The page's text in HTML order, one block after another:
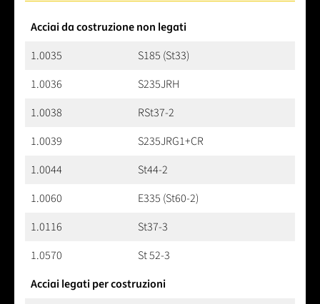
Acciai da costruzione non legati
1.0035
S185 (St33)
1.0036
S235JRH
1.0038
RSt37-2
1.0039
S235JRG1+CR
1.0044
St44-2
1.0060
E335 (St60-2)
1.0116
St37-3
1.0570
St 52-3
Acciai legati per costruzioni